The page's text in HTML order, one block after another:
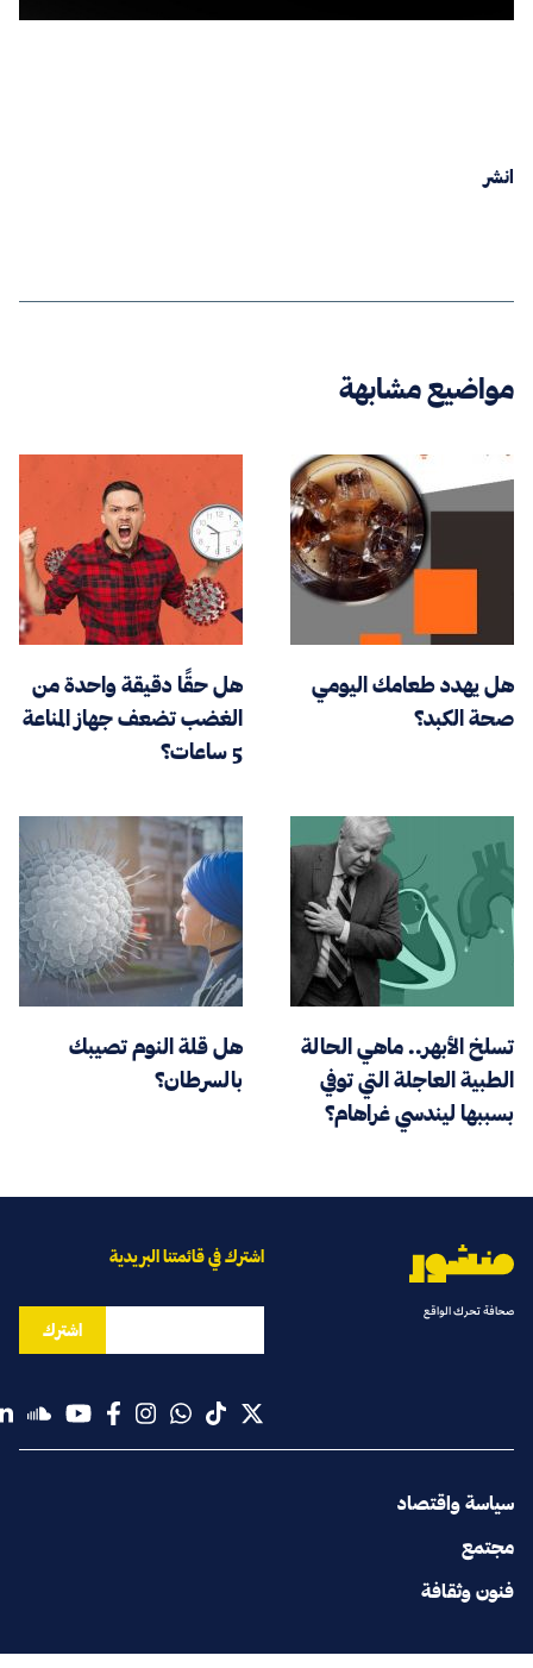
انشر
مواضيع مشابهة
هل يهدد طعامك اليومي
صحة الكبد؟
هل حقًا دقيقة واحدة من
الغضب تضعف جهاز المناعة
5 ساعات؟
تسلخ الأبهر.. ماهي الحالة
الطبية العاجلة التي توفي
بسببها ليندسي غراهام؟
هل قلة النوم تصيبك
بالسرطان؟
صحافة تحرك الواقع
سياسة واقتصاد
مجتمع
فنون وثقافة
اشترك في قائمتنا البريدية
اشترك